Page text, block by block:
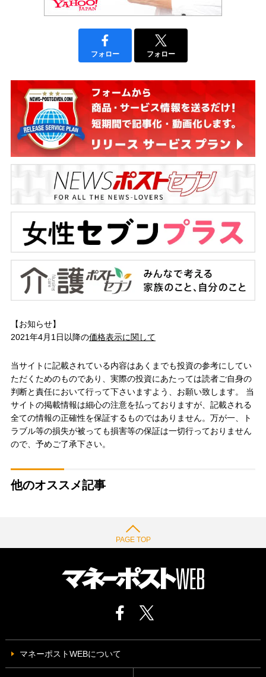
フォロー フォロー
【お知らせ】
2021年4月1日以降の価格表示に関して
当サイトに記載されている内容はあくまでも投資の参考にしてい
ただくためのものであり、実際の投資にあたっては読者ご自身の
判断と責任において行って下さいますよう、お願い致します。 当
サイトの掲載情報は細心の注意を払っておりますが、記載される
全ての情報の正確性を保証するものではありません。万が一、ト
ラブル等の損失が被っても損害等の保証は一切行っておりません
ので、予めご了承下さい。
他のオススメ記事
PAGE TOP
マネーポストWEBについて